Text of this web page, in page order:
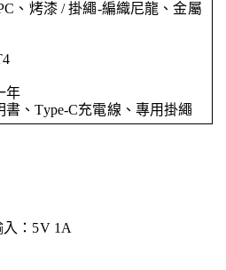
、烤漆 / 掛繩-編織尼龍、金屬
年
、Type-C充電線、專用掛繩
入：5V 1A